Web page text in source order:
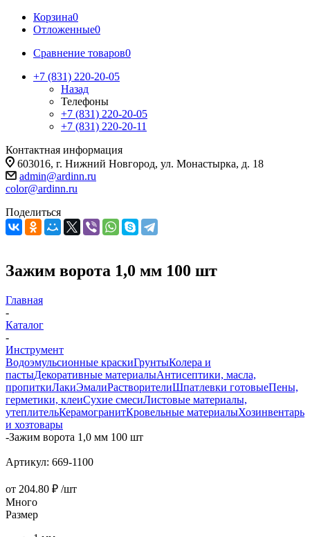
Корзина0
Отложенные0
Сравнение товаров0
+7 (831) 220-20-05
Назад
Телефоны
+7 (831) 220-20-05
+7 (831) 220-20-11
Контактная информация
603016, г. Нижний Новгород, ул. Монастырка, д. 18
admin@ardinn.ru
color@ardinn.ru
Поделиться
Зажим ворота 1,0 мм 100 шт
Главная
-
Каталог
-
Инструмент
Водоэмульсионные краскиГрунтыКолера и
пастыДекоративные материалыАнтисептики, масла,
пропиткиЛакиЭмалиРастворителиШпатлевки готовыеПены,
герметики, клеиСухие смесиЛистовые материалы,
утеплительКерамогранитКровельные материалыХозинвентарь
и хозтовары
-Зажим ворота 1,0 мм 100 шт
Артикул: 669-1100
от 204.80 ₽ /шт
Много
Размер